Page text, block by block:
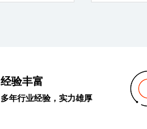
经验丰富
多年行业经验，实力雄厚